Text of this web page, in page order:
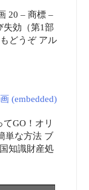
20 – 商標 –
失効（第1部
どうぞ アル
(embedded)
GO！オリ
単な方法 ブ
知識財産処